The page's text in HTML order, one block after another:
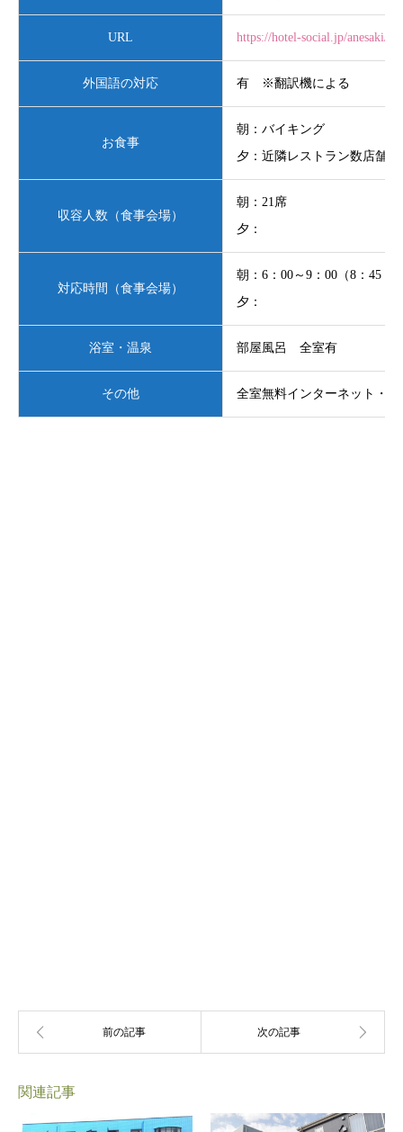
URL https://hotel-social.jp/anesaki/
外国語の対応 有 ※翻訳機による
お食事
朝：バイキング
夕：近隣レストラン数店舗
収容人数（食事会場）
朝：21席
夕：
対応時間（食事会場）
朝：6：00～9：00（8：45
夕：
浴室・温泉 部屋風呂 全室有
その他 全室無料インターネット・
関連記事